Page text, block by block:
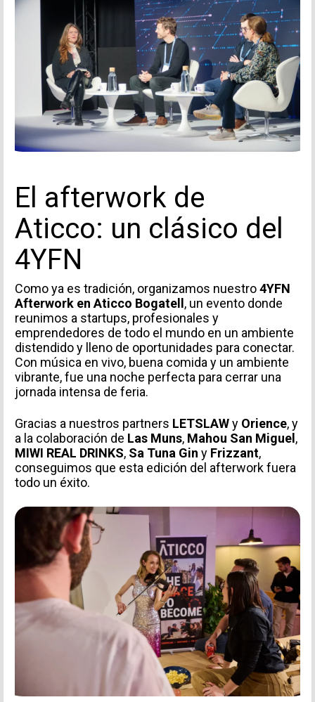
El afterwork de
Aticco: un clásico del
4YFN
Como ya es tradición, organizamos nuestro4YFN
Afterwork en Aticco Bogatell, un evento donde
reunimos a startups, profesionales y
emprendedores de todo el mundo en un ambiente
distendido y lleno de oportunidades para conectar.
Con música en vivo, buena comida y un ambiente
vibrante, fue una noche perfecta para cerrar una
jornada intensa de feria.
Gracias a nuestros partners LETSLAWy Orience, y
a la colaboración de Las Muns, Mahou San Miguel,
MIWI REAL DRINKS, Sa Tuna Gin y Frizzant,
conseguimos que esta edición del afterwork fuera
todo un éxito.
Acepto recibir comunicaciones de Aticco
Acepto laPolítica de Privacidad*